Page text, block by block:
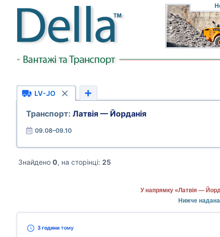
LV-JO
Транспорт: Латвія — Йорданія
09.08–09.10
Знайдено 0, на сторінці: 25
У напрямку «Латвія —
Нижче надана
3 години тому